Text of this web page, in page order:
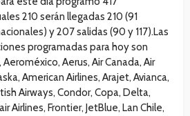
210 serán llegadas 210 (91
y 207 salidas (90 y 117).Las
programadas para hoy son
Aerus, Air Canada, Air
American Airlines, Arajet, Avianca,
Airways, Condor, Copa, Delta,
Airlines, Frontier, JetBlue, Lan Chile,